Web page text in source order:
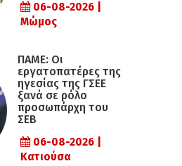
06-08-2026 |
Μώμος
ΠΑΜΕ: Οι
εργατοπατέρες της
ηγεσίας της ΓΣΕΕ
ξανά σε ρόλο
προσωπάρχη του
ΣΕΒ
06-08-2026 |
Κατιούσα